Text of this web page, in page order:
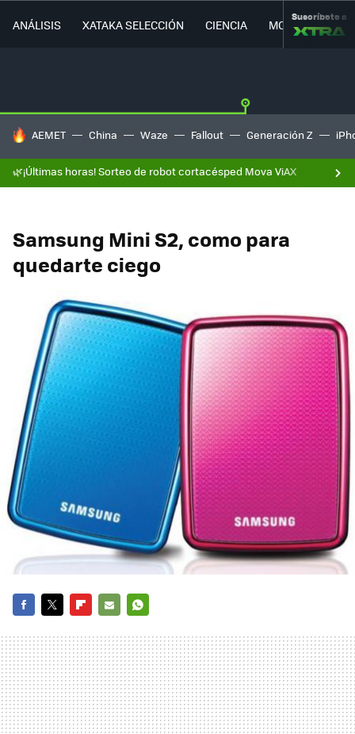
ANÁLISIS XATAKA SELECCIÓN CIENCIA MOVILIDAD
Suscríbete a
HOY SE HABLA DE
AEMET China Waze Fallout Generación Z
🌿¡Últimas horas! Sorteo de robot cortacésped Mova ViAX
Samsung Mini S2, como para
quedarte ciego
MAIL